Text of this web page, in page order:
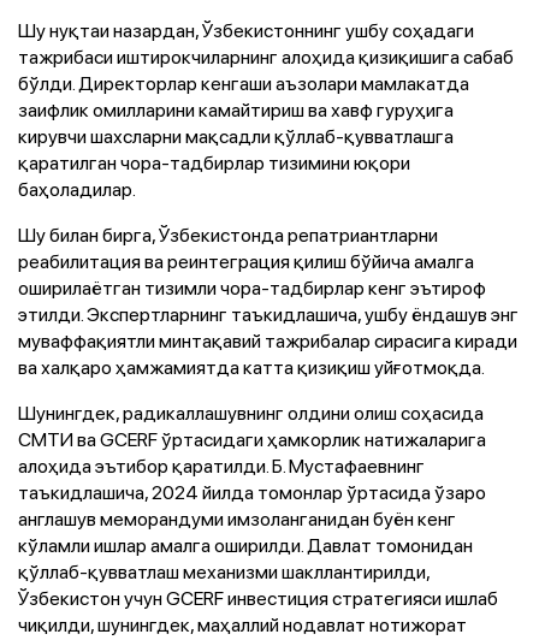
Шу нуқтаи назардан, Ўзбекистоннинг ушбу соҳадаги
тажрибаси иштирокчиларнинг алоҳида қизиқишига сабаб
бўлди. Директорлар кенгаши аъзолари мамлакатда
заифлик омилларини камайтириш ва хавф гуруҳига
кирувчи шахсларни мақсадли қўллаб-қувватлашга
қаратилган чора-тадбирлар тизимини юқори
баҳоладилар.
Шу билан бирга, Ўзбекистонда репатриантларни
реабилитация ва реинтеграция қилиш бўйича амалга
оширилаётган тизимли чора-тадбирлар кенг эътироф
этилди. Экспертларнинг таъкидлашича, ушбу ёндашув энг
муваффақиятли минтақавий тажрибалар сирасига киради
ва халқаро ҳамжамиятда катта қизиқиш уйғотмоқда.
Шунингдек, радикаллашувнинг олдини олиш соҳасида
СМТИ ва GCERF ўртасидаги ҳамкорлик натижаларига
алоҳида эътибор қаратилди. Б. Мустафаевнинг
таъкидлашича, 2024 йилда томонлар ўртасида ўзаро
англашув меморандуми имзоланганидан буён кенг
кўламли ишлар амалга оширилди. Давлат томонидан
қўллаб-қувватлаш механизми шакллантирилди,
Ўзбекистон учун GCERF инвестиция стратегияси ишлаб
чиқилди, шунингдек, маҳаллий нодавлат нотижорат